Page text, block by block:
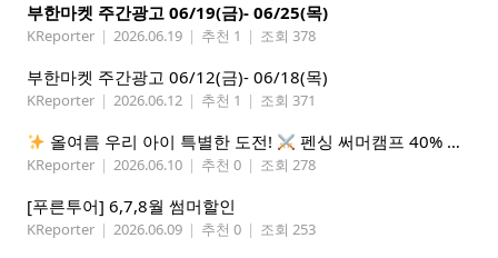
부한마켓 주간광고 06/19(금)- 06/25(목)
KReporter | 2026.06.19 | 추천 1 | 조회 378
부한마켓 주간광고 06/12(금)- 06/18(목)
KReporter | 2026.06.12 | 추천 1 | 조회 371
올여름 우리 아이 특별한 도전! 펜싱 써머캠프 40% 선착순 할인
KReporter | 2026.06.10 | 추천 0 | 조회 278
[푸른투어] 6,7,8월 썸머할인
KReporter | 2026.06.09 | 추천 0 | 조회 253